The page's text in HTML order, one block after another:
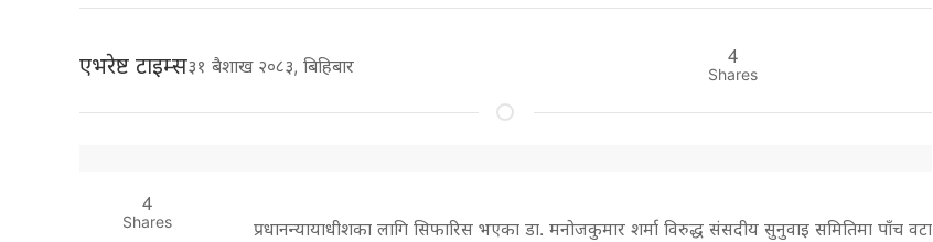
एभरेष्ट टाइम्स३१ बैशाख २०८३, बिहिबार 4
Shares
4
Shares
प्रधानन्यायाधीशका लागि सिफारिस भएका डा. मनोजकुमार शर्मा विरुद्ध संसदीय सुनुवाइ समितिमा पाँच वटा